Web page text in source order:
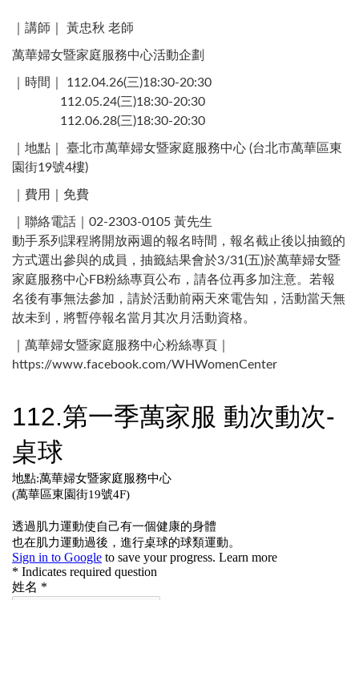
｜講師｜ 黃忠秋 老師
萬華婦女暨家庭服務中心活動企劃
｜時間｜ 112.04.26(三)18:30-20:30​
112.05.24(三)18:30-20:30​
112.06.28(三)18:30-20:30​
｜地點｜ 臺北市萬華婦女暨家庭服務中心 (台北市萬華區東
園街19號4樓)​
｜費用｜免費
｜聯絡電話｜02-2303-0105 黃先生 ​
動手系列課程將開放兩週的報名時間，報名截止後以抽籤的
方式選出參與的成員，抽籤結果會於3/31(五)於萬華婦女暨
家庭服務中心FB粉絲專頁公布，請各位再多加注意。若報
名後有事無法參加，請於活動前兩天來電告知，活動當天無
故未到，將暫停報名當月其次月活動資格。
｜萬華婦女暨家庭服務中心粉絲專頁｜
https://www.facebook.com/WHWomenCenter